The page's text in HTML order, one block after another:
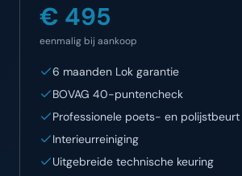
€ 495
eenmalig bij aankoop
6 maanden Lok garantie
BOVAG 40-puntencheck
Professionele poets- en polijstbeurt
Interieurreiniging
Uitgebreide technische keuring